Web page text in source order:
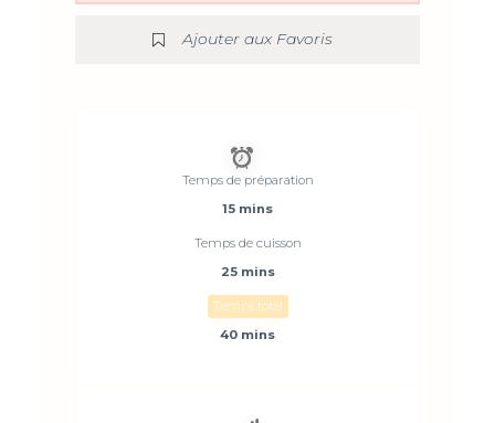
Ajouter aux Favoris
Temps de préparation
15 mins
Temps de cuisson
25 mins
Temps total
40 mins